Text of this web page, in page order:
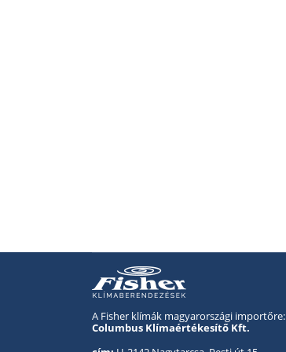
A Fisher klímák magyarországi importőre:
Columbus Klímaértékesítő Kft.